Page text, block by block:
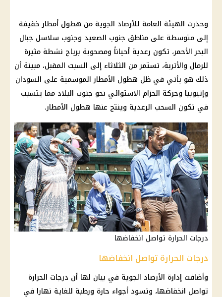
وحذرت الهيئة العامة للأرصاد الجوية من هطول أمطارخفيفة
إلى متوسطة على مناطق جنوب الصعيد وجنوب سلاسل جبال
البحر الأحمر، تكون رعدية أحياناً ومصحوبة برياح نشطة مثيرة
للرمال والأتربة، تستمر من الثلاثاء إلى السبت المقبل، مبينة أن
ذلك هو يأتي في ظل هطول الأمطارالموسمية على السودان
وإثيوبيا وحركة الحزام الاستوائي نحو جنوب البلاد مما يتسبب
في تكون السحب الرعدية وينتج عنها هطول الأمطار.
درجات الحرارة تواصل انخفاضها
درجات الحرارة تواصل انخفاضها
وأضافت إدارة الأرصاد الجوية في بيان لها أن درجات الحرارة
تواصل انخفاضها، وتسود أجواء حارة ورطبة للغاية نهارا في